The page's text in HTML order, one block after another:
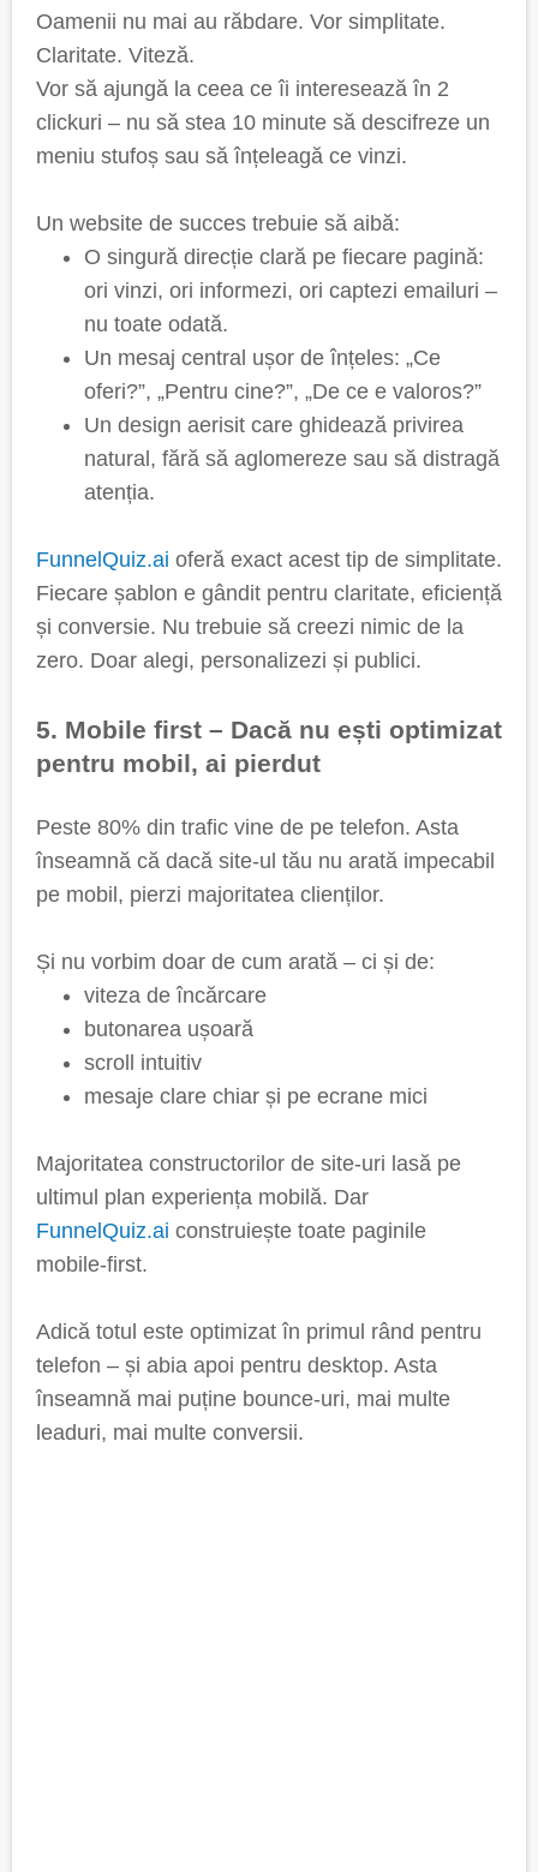
Oamenii nu mai au răbdare. Vor simplitate.
Claritate. Viteză.
Vor să ajungă la ceea ce îi interesează în 2
clickuri – nu să stea 10 minute să descifreze un
meniu stufoș sau să înțeleagă ce vinzi.
Un website de succes trebuie să aibă:
O singură direcție clară pe fiecare pagină:
ori vinzi, ori informezi, ori captezi emailuri –
nu toate odată.
Un mesaj central ușor de înțeles: „Ce
oferi?”, „Pentru cine?”, „De ce e valoros?”
Un design aerisit care ghidează privirea
natural, fără să aglomereze sau să distragă
atenția.
FunnelQuiz.ai oferă exact acest tip de simplitate.
Fiecare șablon e gândit pentru claritate, eficiență
și conversie. Nu trebuie să creezi nimic de la
zero. Doar alegi, personalizezi și publici.
5. Mobile first – Dacă nu ești optimizat
pentru mobil, ai pierdut
Peste 80% din trafic vine de pe telefon. Asta
înseamnă că dacă site-ul tău nu arată impecabil
pe mobil, pierzi majoritatea clienților.
Și nu vorbim doar de cum arată – ci și de:
viteza de încărcare
butonarea ușoară
scroll intuitiv
mesaje clare chiar și pe ecrane mici
Majoritatea constructorilor de site-uri lasă pe
ultimul plan experiența mobilă. Dar
FunnelQuiz.ai construiește toate paginile
mobile-first.
Adică totul este optimizat în primul rând pentru
telefon – și abia apoi pentru desktop. Asta
înseamnă mai puține bounce-uri, mai multe
leaduri, mai multe conversii.